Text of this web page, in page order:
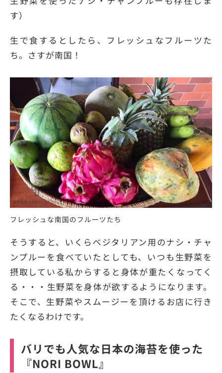
す）
生で食するとしたら、フレッシュなフルーツた
ち。さすが南国！
フレッシュな南国のフルーツたち
そうすると、いくらベジタリアン用のナシ・チャ
ンプルーを食べていたとしても、いつも生野菜を
摂取している私からすると身体が重たくなってく
る・・・生野菜を身体が欲するようになります。
そこで、生野菜やスムージーを頂けるお店に行き
たくなるわけです。
バリでも人気な日本の海苔を使った
『NORI BOWL』